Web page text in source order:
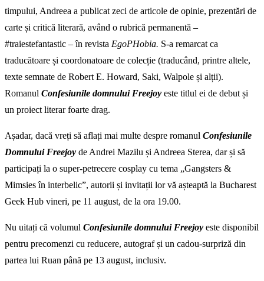
timpului, Andreea a publicat zeci de articole de opinie, prezentări de
carte și critică literară, având o rubrică permanentă –
#traiestefantastic – în revista EgoPHobia. S-a remarcat ca
traducătoare și coordonatoare de colecție (traducând, printre altele,
texte semnate de Robert E. Howard, Saki, Walpole și alții).
Romanul Confesiunile domnului Freejoy este titlul ei de debut și
un proiect literar foarte drag.
Așadar, dacă vreți să aflați mai multe despre romanul Confesiunile
Domnului Freejoy de Andrei Mazilu și Andreea Sterea, dar și să
participați la o super-petrecere cosplay cu tema „Gangsters &
Mimsies în interbelic”, autorii și invitații lor vă așteaptă la Bucharest
Geek Hub vineri, pe 11 august, de la ora 19.00.
Nu uitați că volumul Confesiunile domnului Freejoy este disponibil
pentru precomenzi cu reducere, autograf și un cadou-surpriză din
partea lui Ruan până pe 13 august, inclusiv.